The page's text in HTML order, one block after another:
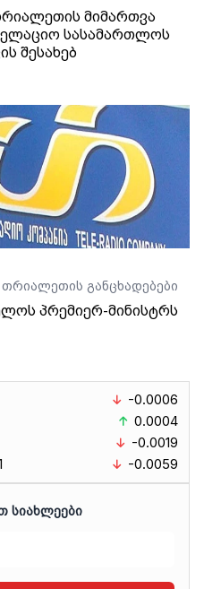
მიმართვა
სასამართლოს
შესახებ
განცხადებები
პრემიერ-მინისტრს
-0.0006
0.0004
-0.0019
-0.0059
ᲡᲘᲐᲮᲚᲔᲔᲑᲘ